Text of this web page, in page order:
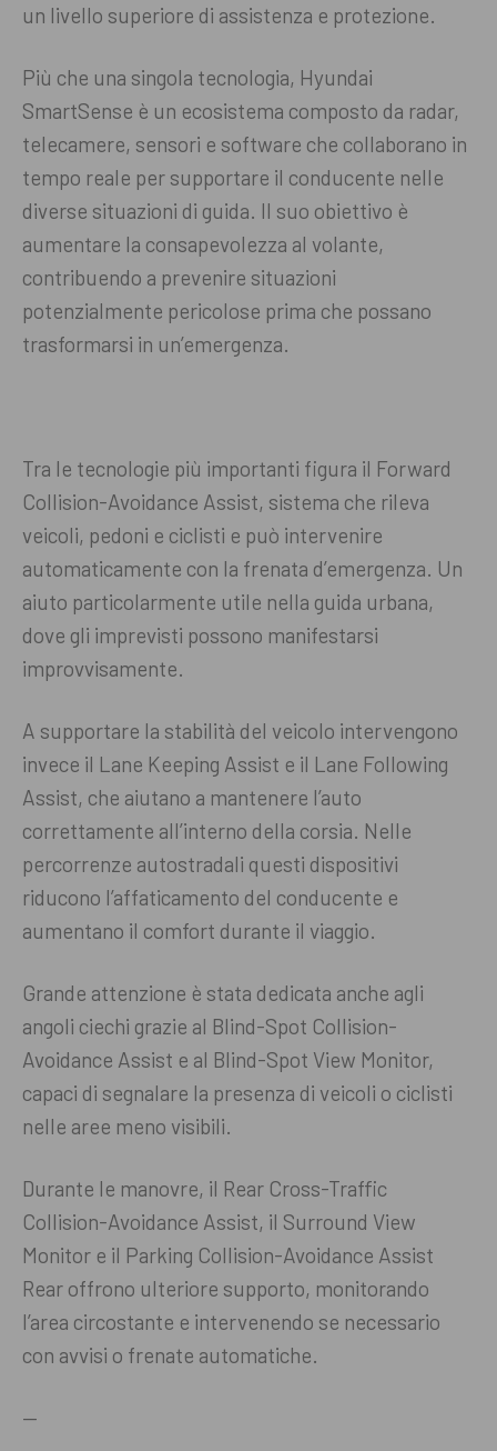
un livello superiore di assistenza e protezione.
Più che una singola tecnologia, Hyundai
SmartSense è un ecosistema composto da radar,
telecamere, sensori e software che collaborano in
tempo reale per supportare il conducente nelle
diverse situazioni di guida. Il suo obiettivo è
aumentare la consapevolezza al volante,
contribuendo a prevenire situazioni
potenzialmente pericolose prima che possano
trasformarsi in un’emergenza.
Tra le tecnologie più importanti figura il Forward
Collision-Avoidance Assist, sistema che rileva
veicoli, pedoni e ciclisti e può intervenire
automaticamente con la frenata d’emergenza. Un
aiuto particolarmente utile nella guida urbana,
dove gli imprevisti possono manifestarsi
improvvisamente.
A supportare la stabilità del veicolo intervengono
invece il Lane Keeping Assist e il Lane Following
Assist, che aiutano a mantenere l’auto
correttamente all’interno della corsia. Nelle
percorrenze autostradali questi dispositivi
riducono l’affaticamento del conducente e
aumentano il comfort durante il viaggio.
Grande attenzione è stata dedicata anche agli
angoli ciechi grazie al Blind-Spot Collision-
Avoidance Assist e al Blind-Spot View Monitor,
capaci di segnalare la presenza di veicoli o ciclisti
nelle aree meno visibili.
Durante le manovre, il Rear Cross-Traffic
Collision-Avoidance Assist, il Surround View
Monitor e il Parking Collision-Avoidance Assist
Rear offrono ulteriore supporto, monitorando
l’area circostante e intervenendo se necessario
con avvisi o frenate automatiche.
—